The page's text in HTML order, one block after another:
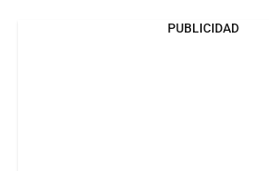
PUBLICIDAD